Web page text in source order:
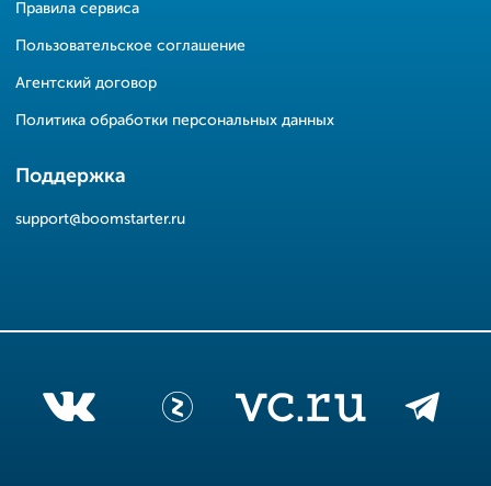
Правила сервиса
Пользовательское соглашение
Агентский договор
Политика обработки персональных данных
Поддержка
support@boomstarter.ru